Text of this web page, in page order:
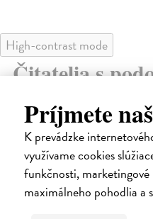
Príjmete
K prevádzke
využívame cookies
funkčnosti, marketingové
maximálneho pohodlia a
High-contrast mode
Čitatelia s